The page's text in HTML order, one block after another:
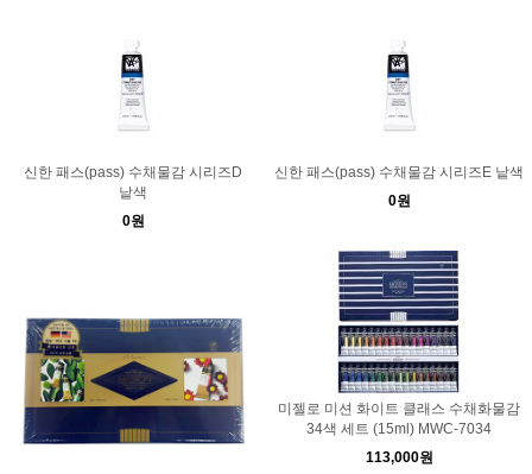
신한 패스(pass) 수채물감 시리즈D
낱색
0원
신한 패스(pass) 수채물감 시리즈E 낱색
0원
미젤로 미션 화이트 클래스 수채화물감
34색 세트 (15ml) MWC-7034
113,000원